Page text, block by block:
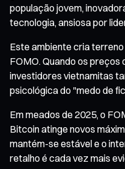
população jovem,
tecnologia, ansiosa por
Este ambiente cria
FOMO. Quando os
investidores vietnamitas
psicológica do "medo de
Em meados de 2025, o
Bitcoin atinge novos
mantém-se estável e o
retalho é cada vez mais